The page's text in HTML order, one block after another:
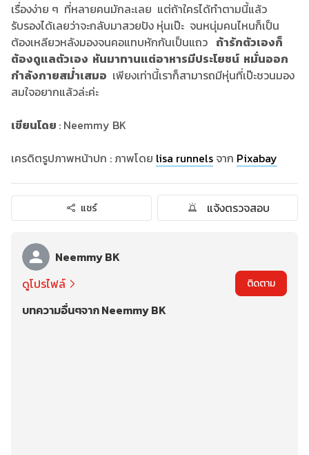
เรื่องง่าย ๆ ที่หลายคนมักละเลย แต่ถ้าใครได้ทำตามนี้แล้ว
รับรองได้เลยว่าจะกลับมาสวยปัง หุ่นเป๊ะ จนหนุ่มคนไหนก็เป็น
ต้องเหลียวหลังมองจนคอแทบหักกันเป็นแถว ถ้ารักตัวเองก็
ต้องดูแลตัวเอง หันมาทานแต่อาหารมีประโยชน์ หมั่นออก
กำลังกายสม่ำเสมอ เพียงเท่านี้เราก็สามารถมีหุ่นที่เป๊ะชวนมอง
สมใจอยากแล้วล่ะค่ะ
เขียนโดย : Neemmy BK
เครดิตรูปภาพหน้าปก : ภาพโดย lisa runnelsจาก Pixabay
แชร์ แจ้งตรวจสอบ
Neemmy BK
ดูโปรไฟล์
ติดตาม
บทความอื่นๆจาก Neemmy BK